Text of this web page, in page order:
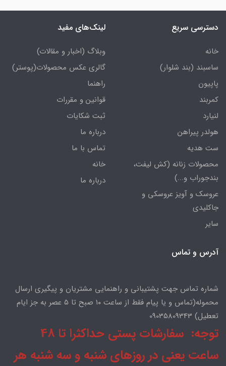
دسترسی سریع
خانه
ساسبند (بند شلوار)
پاپیون
کمربند
لنیارد
هولدر پیراهن
ست هدیه
محصولات زنانه (کش لیفت،
بندجوراب و...)
عروسک و آویز عروسکی و
جاکلیدی
سایر
لینک‌های مفید
وبلاگ (اخبار و مقالات)
گالری عکس محصولات(پوستر)
راهنما
قوانین و مقررات
ثبت شکایات
درباره ما
تماس با ما
خانه
درباره ما
آدرس و تماس
شماره تماس جهت پشتیبانی و راهنمایی مشتریان و پیگیری ارسال
محموله(تماس و یا پیام فقط از ساعت ۱۰ صبح تا ۵ عصر به جز ایام
تعطیل) 09035809343
توجه: سفارشات پستی حداکثرا تا 48
ساعت یعنی در روزهای شنبه و سه شنبه هر